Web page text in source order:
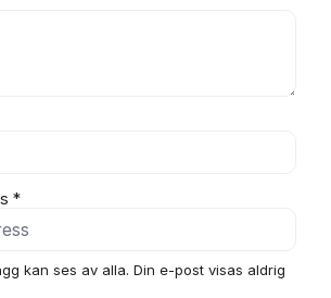
*
kan ses av alla. Din e-post visas aldrig